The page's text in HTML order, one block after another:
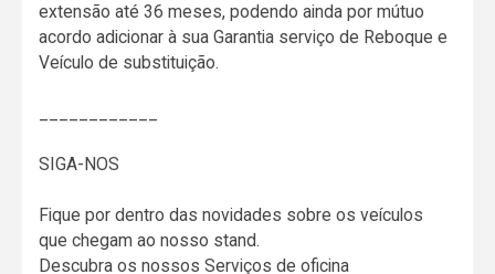
extensão até 36 meses, podendo ainda por mútuo
acordo adicionar à sua Garantia serviço de Reboque e
Veículo de substituição.
SIGA-NOS
Fique por dentro das novidades sobre os veículos
que chegam ao nosso stand.
Descubra os nossos Serviços de oficina